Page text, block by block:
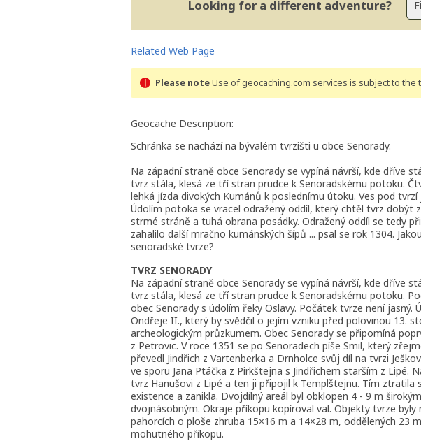
Looking for a different adventure?
Related Web Page
Please noteUse of geocaching.com services is subject to the
Geocache Description:
Schránka se nachází na bývalém tvrzišti u obce Senorady.
Na západní straně obce Senorady se vypíná návrší, kde dříve
tvrz stála, klesá ze tří stran prudce k Senoradskému potoku.
lehká jízda divokých Kumánů k poslednímu útoku. Ves pod tvrzí
Údolím potoka se vracel odražený oddíl, který chtěl tvrz dobýt
strmé stráně a tuhá obrana posádky. Odražený oddíl se tedy
zahalilo další mračno kumánských šípů ... psal se rok 1304.
senoradské tvrze?
TVRZ SENORADY
Na západní straně obce Senorady se vypíná návrší, kde dříve
tvrz stála, klesá ze tří stran prudce k Senoradskému potoku.
obec Senorady s údolím řeky Oslavy. Počátek tvrze není jasný.
Ondřeje II., který by svědčil o jejím vzniku před polovinou 13.
archeologickým průzkumem. Obec Senorady se připomíná
z Petrovic. V roce 1351 se po Senoradech píše Smil, který
převedl Jindřich z Vartenberka a Drnholce svůj díl na tvrzi
ve sporu Jana Ptáčka z Pirkštejna s Jindřichem starším z Lipé.
tvrz Hanušovi z Lipé a ten ji připojil k Templštejnu. Tím ztratila
existence a zanikla. Dvojdílný areál byl obklopen 4 - 9 m
dvojnásobným. Okraje příkopu kopíroval val. Objekty tvrze byly
pahorcích o ploše zhruba 15×16 m a 14×28 m, oddělených 23
mohutného příkopu.